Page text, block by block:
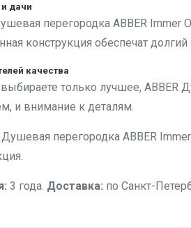
дачи
перегородка ABBER
конструкция обеспечат
качества
только лучшее, ABBER
и внимание к деталям.
Душевая перегородка ABBER
3 года. Доставка: по Санкт-